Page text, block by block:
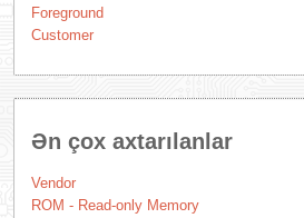
Foreground
Customer
Ən çox axtarılanlar
Vendor
ROM - Read-only Memory